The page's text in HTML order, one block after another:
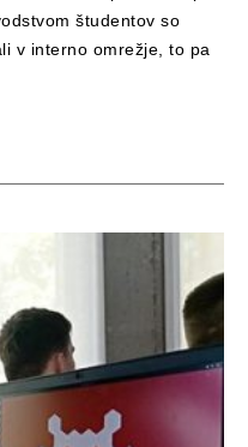
študentov so
v interno omrežje, to pa